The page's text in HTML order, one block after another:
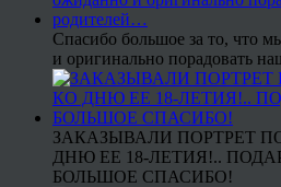
Спасибо большое за то, что
и оригинально порадовать
ЗАКАЗЫВАЛИ ПОРТРЕТ
ДНЮ ЕЕ 18-ЛЕТИЯ!..
БОЛЬШОЕ СПАСИБО!